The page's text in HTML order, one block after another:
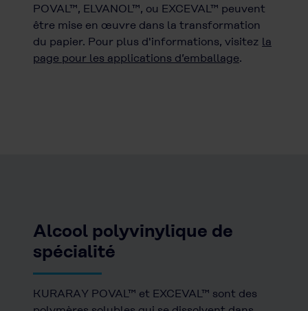
POVAL™, ELVANOL™, ou EXCEVAL™ peuvent
être mise en œuvre dans la transformation
du papier. Pour plus d'informations, visitez la
page pour les applications d’emballage.
Alcool polyvinylique de
spécialité
KURARAY POVAL™ et EXCEVAL™ sont des